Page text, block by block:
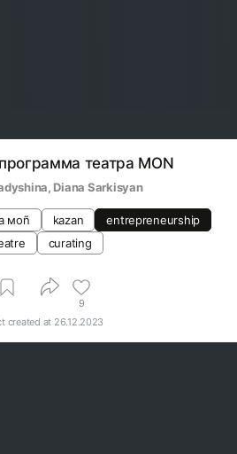
театра MON
, Diana Sarkisyan
моñ kazan
entrepreneurship
curating
9
created at 26.12.2023